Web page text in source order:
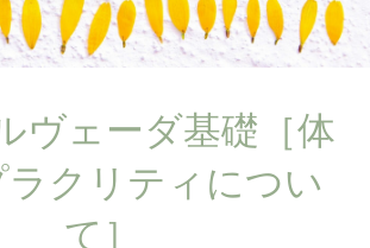
ヴェーダ基礎［体
ラクリティについ
て］